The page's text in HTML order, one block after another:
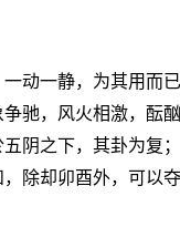
动一静，为其用而
驰，风火相激，酝
阴之下，其卦为复
除却卯酉外，可以